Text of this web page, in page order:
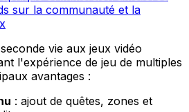
sur la communauté et la
vie aux jeux vidéo
l'expérience de jeu de multiples
avantages :
: ajout de quêtes, zones et